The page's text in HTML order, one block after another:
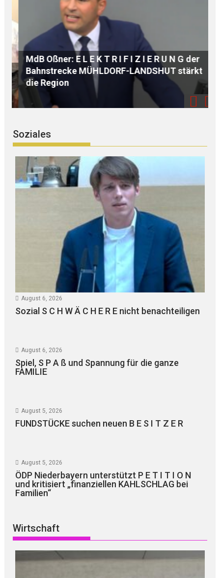
MdB Oßner: E L E K T R I F I Z I E R U N G der
Bahnstrecke MÜHLDORF-LANDSHUT stärkt
die Region
die
Soziales
August 6, 2026
Sozial S C H W Ä C H E R E nicht benachteiligen
August 6, 2026
Spiel, S P A ß und Spannung für die ganze
FAMILIE
August 5, 2026
FUNDSTÜCKE suchen neuen B E S I T Z E R
August 5, 2026
ÖDP Niederbayern unterstützt P E T I T I O N
und kritisiert „finanziellen KAHLSCHLAG bei
Familien“
Wirtschaft